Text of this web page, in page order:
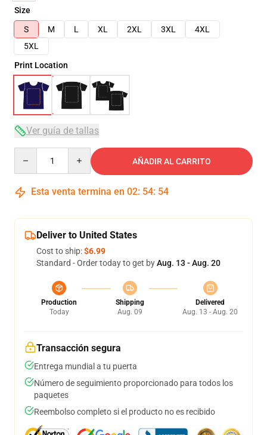
Size
S
M L XL 2XL 3XL
4XL
5XL
Print Location
Ver guía de tallas
AÑADIR AL CARRITO
Esta venta termina en 02: 54: 53
Deliver to United States
Cost to ship:$6.99
Standard - Order today to get byAug. 13 - Aug. 20
Production
Today
Shipping
Aug. 09
Delivered
Aug. 13 - Aug. 20
Transacción segura
Entrega mundial a tu puerta
Número de seguimiento proporcionado para todos los
paquetes
Reembolso completo si el producto no es recibido